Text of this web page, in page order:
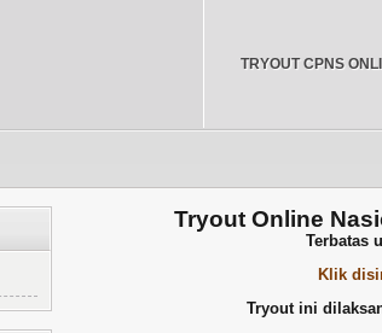
TRYOUT CPNS
Tryout Online
Terbatas
Klik
Tryout ini